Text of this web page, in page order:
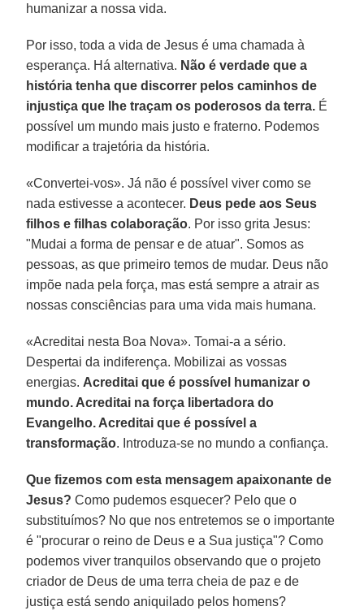
humanizar a nossa vida.
Por isso, toda a vida de Jesus é uma chamada à
esperança. Há alternativa. Não é verdade que a
história tenha que discorrer pelos caminhos de
injustiça que lhe traçam os poderosos da terra. É
possível um mundo mais justo e fraterno. Podemos
modificar a trajetória da história.
«Convertei-vos». Já não é possível viver como se
nada estivesse a acontecer. Deus pede aos Seus
filhos e filhas colaboração. Por isso grita Jesus:
"Mudai a forma de pensar e de atuar". Somos as
pessoas, as que primeiro temos de mudar. Deus não
impõe nada pela força, mas está sempre a atrair as
nossas consciências para uma vida mais humana.
«Acreditai nesta Boa Nova». Tomai-a a sério.
Despertai da indiferença. Mobilizai as vossas
energias. Acreditai que é possível humanizar o
mundo. Acreditai na força libertadora do
Evangelho. Acreditai que é possível a
transformação. Introduza-se no mundo a confiança.
Que fizemos com esta mensagem apaixonante de
Jesus?Como pudemos esquecer? Pelo que o
substituímos? No que nos entretemos se o importante
é "procurar o reino de Deus e a Sua justiça"? Como
podemos viver tranquilos observando que o projeto
criador de Deus de uma terra cheia de paz e de
justiça está sendo aniquilado pelos homens?